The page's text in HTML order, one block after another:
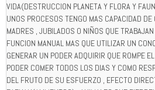
VIDA(DESTRUCCION PLANETA Y FLORA Y
UNOS PROCESOS TENGO MAS CAPACIDAD DE
MADRES , JUBILADOS O NIÑOS QUE
FUNCION MANUAL MAS QUE UTILIZAR UN
GENERAR UN PODER ADQUIRIR QUE ROMPE
PODER COMER TODOS LOS DIAS Y COMO
DEL FRUTO DE SU ESFUERZO , EFECTO